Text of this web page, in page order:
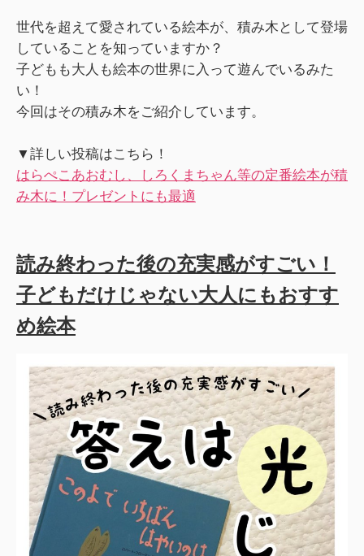
世代を超えて愛されている絵本が、積み木として登場
していることを知っていますか？
子どもも大人も絵本の世界に入って遊んでいるみた
い！
今回はその積み木をご紹介しています。
▼詳しい投稿はこちら！
はらぺこあおむし、しろくまちゃん等の定番絵本が積
み木に！プレゼントにも最適
読み終わった後の充実感がすごい！
子どもだけじゃない大人にもおすす
め絵本